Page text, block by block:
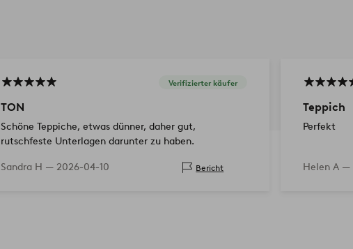
Verifizierter käufer
TON
Schöne Teppiche, etwas dünner, daher gut,
rutschfeste Unterlagen darunter zu haben.
Sandra H — 2026-04-10 Bericht
Teppich
Perfekt
Helen A —